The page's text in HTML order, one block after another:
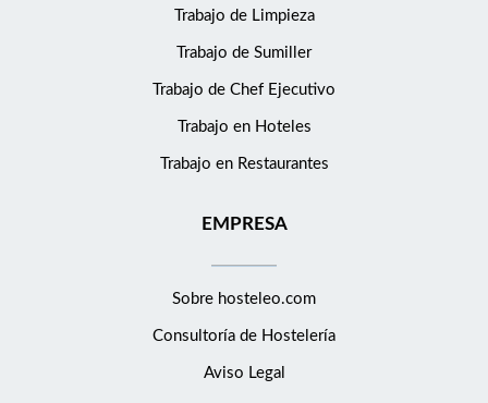
Trabajo de Limpieza
Trabajo de Sumiller
Trabajo de Chef Ejecutivo
Trabajo en Hoteles
Trabajo en Restaurantes
EMPRESA
Sobre hosteleo.com
Consultoría de Hostelería
Aviso Legal